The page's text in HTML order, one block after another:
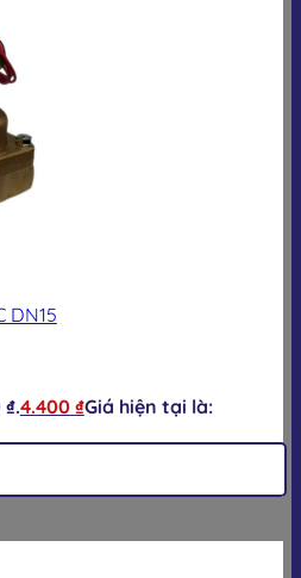
DN15
4.400 ₫Giá hiện tại là: